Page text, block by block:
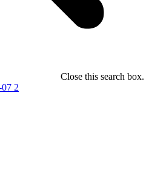
Close this search box.